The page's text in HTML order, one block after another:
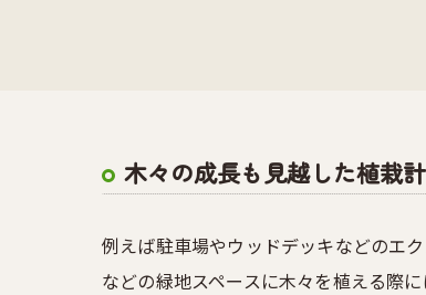
木々の成長も見越した植栽
例えば駐車場やウッドデッキなどのエ
などの緑地スペースに木々を植える際